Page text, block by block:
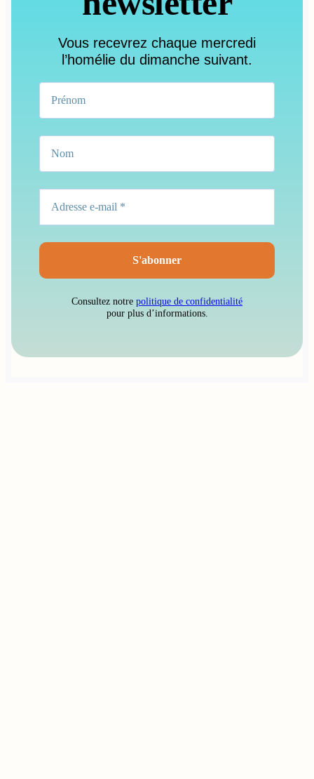
Vous recevrez chaque mercredi
l’homélie du dimanche suivant.
Consultez notre politique de confidentialité
pour plus d’informations.